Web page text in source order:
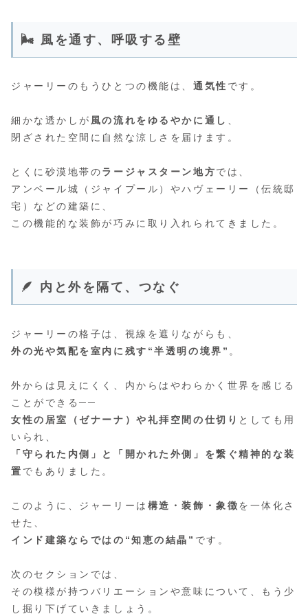
🌬️ 風を通す、呼吸する壁
ジャーリーのもうひとつの機能は、 通気性 です。
細かな透かしが 風の流れをゆるやかに通し 、
閉ざされた空間に自然な涼しさを届けます。
とくに砂漠地帯のラージャスターン地方では、
アンベール城（ジャイプール）やハヴェーリー（伝統邸
宅）などの建築に、
この機能的な装飾が巧みに取り入れられてきました。
🪶 内と外を隔て、つなぐ
ジャーリーの格子は、視線を遮りながらも、
外の光や気配を室内に残す“半透明の境界” 。
外からは見えにくく、内からはやわらかく世界を感じる
ことができる──
女性の居室（ゼナーナ）や礼拝空間の仕切り としても用
いられ、
「守られた内側」と「開かれた外側」を繋ぐ精神的な装
置 でもありました。
このように、ジャーリーは 構造・装飾・象徴を一体化さ
せた、
インド建築ならではの“知恵の結晶” です。
次のセクションでは、
その模様が持つバリエーションや意味について、もう少
し掘り下げていきましょう。